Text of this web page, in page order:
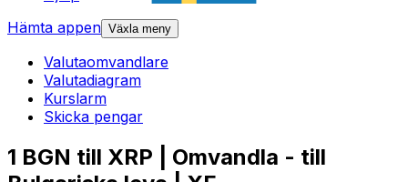
Hämta appen Växla meny
Valutaomvandlare
Valutadiagram
Kurslarm
Skicka pengar
1 BGN till XRP | Omvandla - till